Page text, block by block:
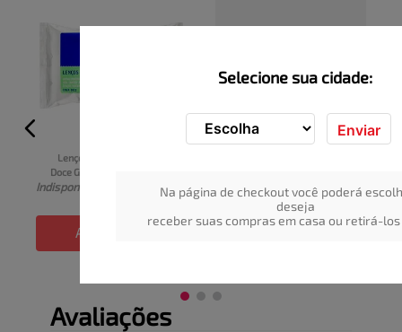
Selecione sua cidade:
Enviar
Na página de checkout você poderá
deseja
receber suas compras em casa ou retirá-
Lenço Umedecido Erva-
Doce Granado Bebê Pacote
50 Unidades
Indisponível
ADICIONAR
Unidades
Indisponível
Avaliações